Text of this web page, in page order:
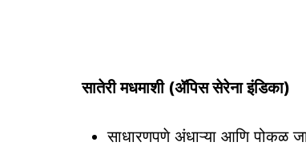
सातेरी मधमाशी (ॲपिस सेरेना इंडिका)
साधारणपणे अंधाऱ्या आणि पोकळ